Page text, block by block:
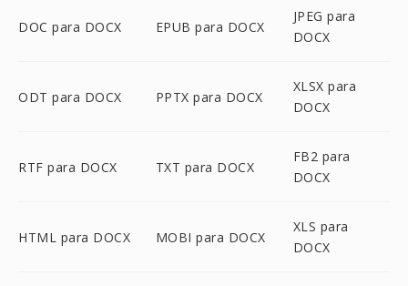
DOC para DOCX EPUB para DOCX
JPEG para
DOCX
ODT para DOCX PPTX para DOCX
XLSX para
DOCX
RTF para DOCX TXT para DOCX
FB2 para
DOCX
HTML para DOCX MOBI para DOCX
XLS para
DOCX